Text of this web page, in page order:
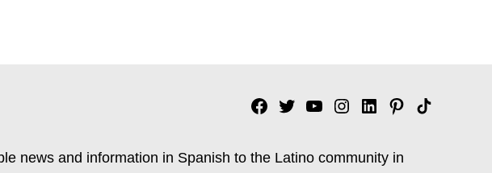
Facebook
TwitterYouTubeInstagram
Linkedin
Pinterest
Tik
news and information in Spanish to the Latino community in